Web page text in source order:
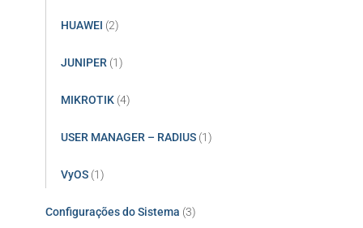
HUAWEI (2)
JUNIPER (1)
MIKROTIK (4)
USER MANAGER – RADIUS (1)
VyOS (1)
Configurações do Sistema (3)